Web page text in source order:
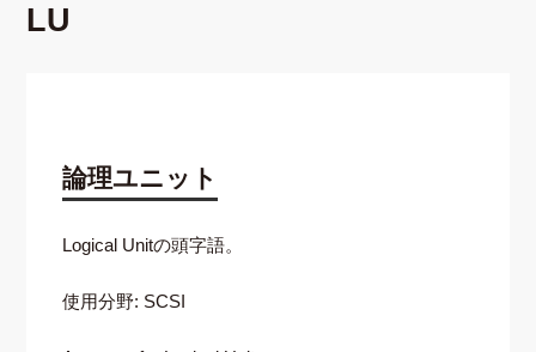
LU
論理ユニット
Logical Unitの頭字語。
使用分野: SCSI